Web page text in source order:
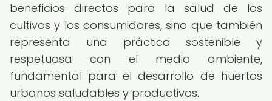
beneficios directos para la salud de los
cultivos y los consumidores, sino que también
representa una práctica sostenible y
respetuosa con el medio ambiente,
fundamental para el desarrollo de huertos
urbanos saludables y productivos.